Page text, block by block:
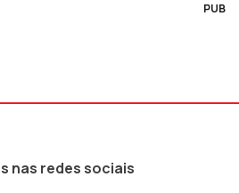
PUB
nas redes sociais